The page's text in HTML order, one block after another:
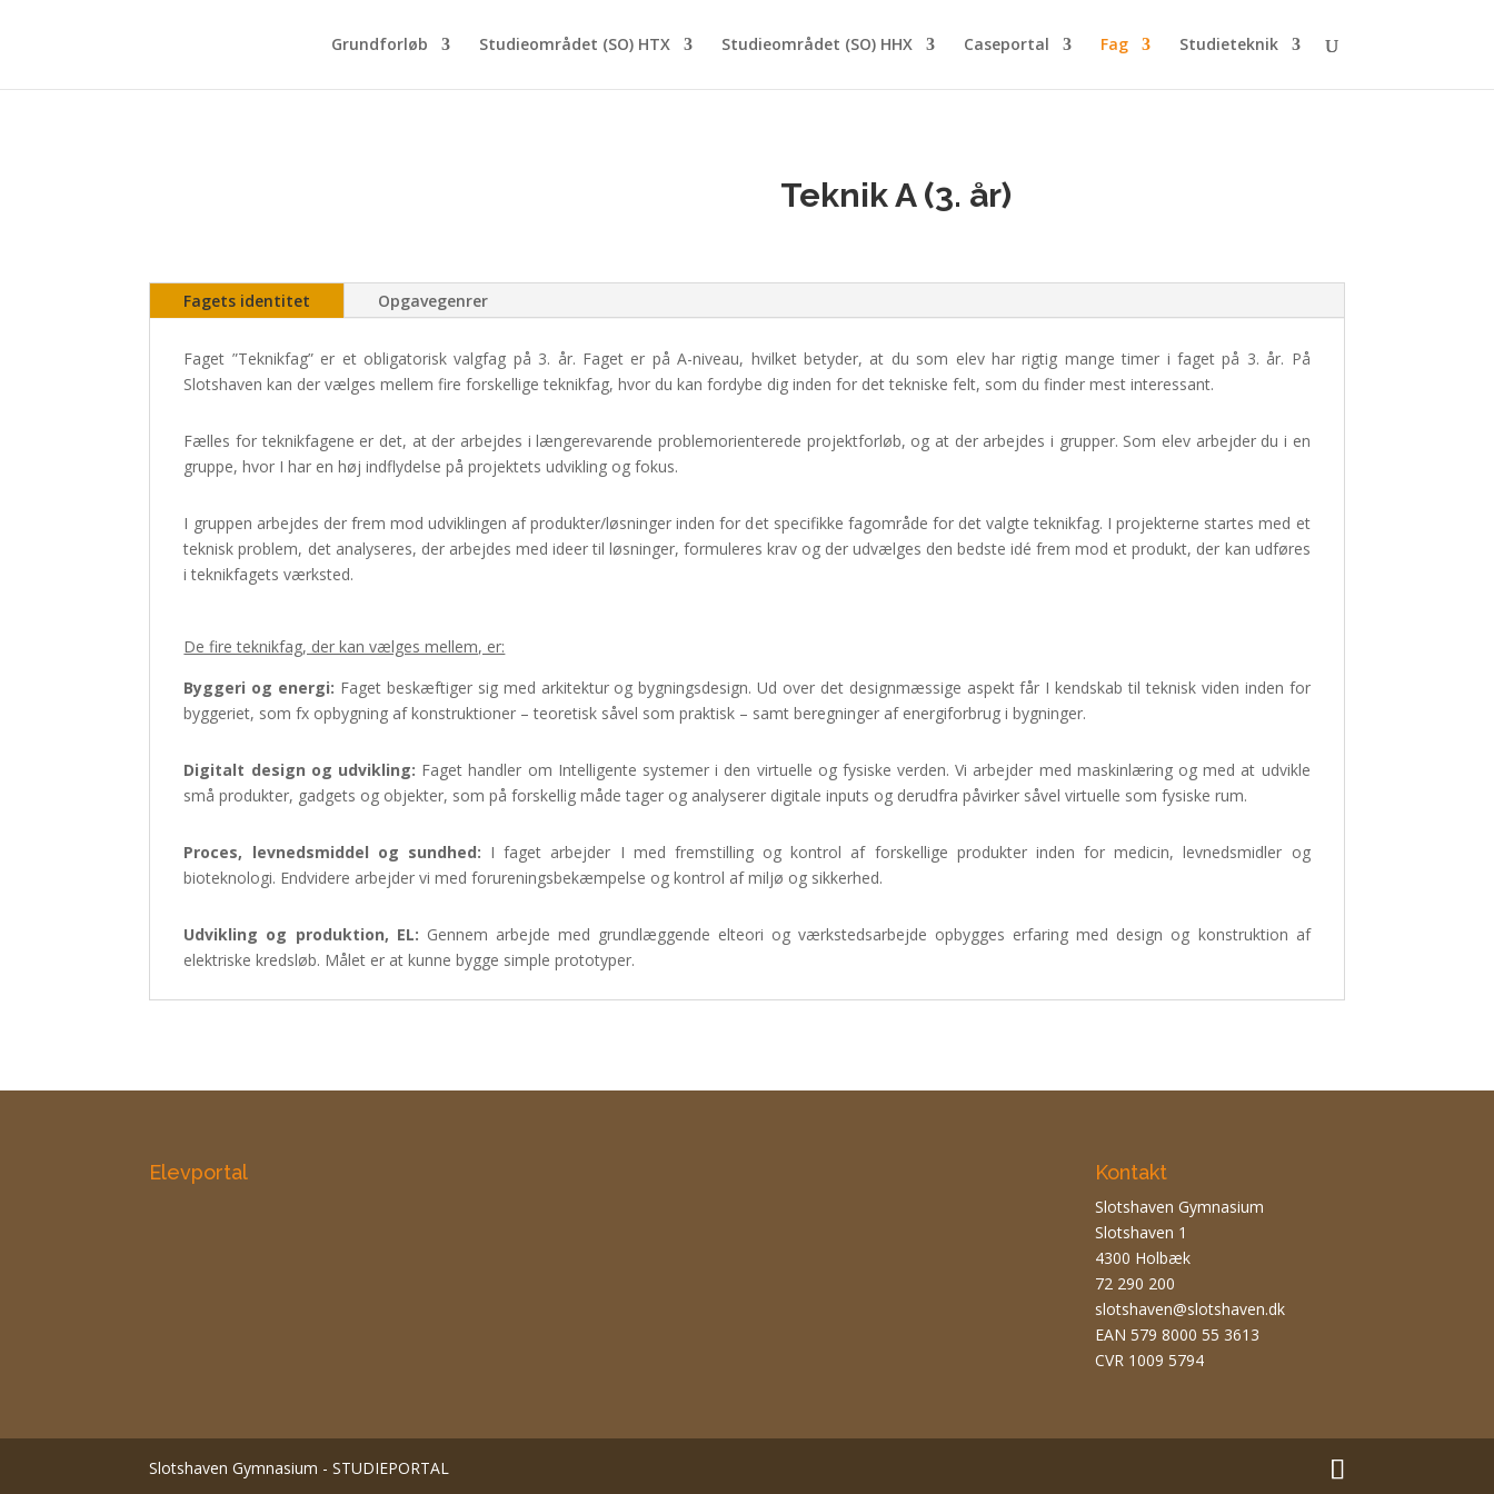
Grundforløb Studieområdet (SO) HTX Studieområdet (SO) HHX Caseportal Fag Studieteknik
Teknik A (3. år)
Fagets identitet Opgavegenrer
Faget ”Teknikfag” er et obligatorisk valgfag på 3. år. Faget er på A-niveau, hvilket betyder, at du som elev har rigtig mange timer i faget på 3. år. På
Slotshaven kan der vælges mellem fire forskellige teknikfag, hvor du kan fordybe dig inden for det tekniske felt, som du finder mest interessant.
Fælles for teknikfagene er det, at der arbejdes i længerevarende problemorienterede projektforløb, og at der arbejdes i grupper. Som elev arbejder du i en
gruppe, hvor I har en høj indflydelse på projektets udvikling og fokus.
I gruppen arbejdes der frem mod udviklingen af produkter/løsninger inden for det specifikke fagområde for det valgte teknikfag. I projekterne startes med et
teknisk problem, det analyseres, der arbejdes med ideer til løsninger, formuleres krav og der udvælges den bedste idé frem mod et produkt, der kan udføres
i teknikfagets værksted.
De fire teknikfag, der kan vælges mellem, er:
Byggeri og energi: Faget beskæftiger sig med arkitektur og bygningsdesign. Ud over det designmæssige aspekt får I kendskab til teknisk viden inden for
byggeriet, som fx opbygning af konstruktioner – teoretisk såvel som praktisk – samt beregninger af energiforbrug i bygninger.
Digitalt design og udvikling: Faget handler om Intelligente systemer i den virtuelle og fysiske verden. Vi arbejder med maskinlæring og med at udvikle
små produkter, gadgets og objekter, som på forskellig måde tager og analyserer digitale inputs og derudfra påvirker såvel virtuelle som fysiske rum.
Proces, levnedsmiddel og sundhed: I faget arbejder I med fremstilling og kontrol af forskellige produkter inden for medicin, levnedsmidler og
bioteknologi. Endvidere arbejder vi med forureningsbekæmpelse og kontrol af miljø og sikkerhed.
Udvikling og produktion, EL: Gennem arbejde med grundlæggende elteori og værkstedsarbejde opbygges erfaring med design og konstruktion af
elektriske kredsløb. Målet er at kunne bygge simple prototyper.
Elevportal Kontakt
Slotshaven Gymnasium
Slotshaven 1
4300 Holbæk
72 290 200
slotshaven@slotshaven.dk
EAN 579 8000 55 3613
CVR 1009 5794
Slotshaven Gymnasium - STUDIEPORTAL